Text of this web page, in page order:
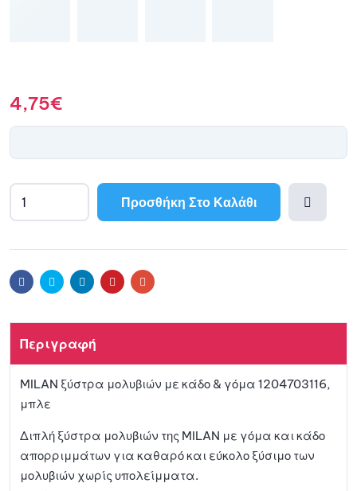
4,75€
Προσθήκη Στο Καλάθι
αγαπη
μένων
l
r
FacebookTwitter LinkedinPinterestEmail
Περιγραφή
MILAN ξύστρα μολυβιών με κάδο & γόμα 1204703116,
μπλε
Διπλή ξύστρα μολυβιών της MILAN με γόμα και κάδο
απορριμμάτων για καθαρό και εύκολο ξύσιμο των
μολυβιών χωρίς υπολείμματα.